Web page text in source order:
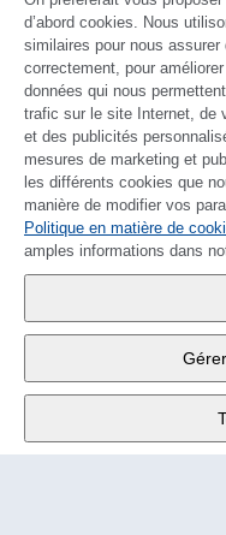
Fabrikstrasse 10,
Lu - Ve
Tél.
d’abord cookies. Nous
similaires pour nous
correctement, pour
données qui nous
trafic sur le site Internet, de
et des publicités
mesures de marketing et
les différents cookies que
manière de modifier vos
Politique en matière de
amples informations dans